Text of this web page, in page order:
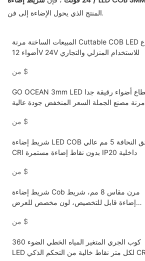
المنتج الذي يحول الإضاءة إلى فن.
المبيعات الساخنة مرنة Cuttable COB LED قطاع
أضواء 12V 24V للاستخدام المنزلي والتجاري
$
GO OCEAN 3mm LED قطاع أضواء رقيقة جدا
مرنة مصنع الجملة السعر المنخفض جودة عالية
$
شريط إضاءة LED COB فائق النحافة 5 مم عالي
CRI بدون نقاط إضاءة مستمرة IP20 داخلية
$
شريط إضاءة Cob مرن مقاس 8 مم، شريط
إضاءة قابل للتخصيص، لون مخصص للعرض
$
كوب الجري المتغير المياه الخطي الضوء 360
LED لكل متر نقاط خالية من التحكم الذكي CRI